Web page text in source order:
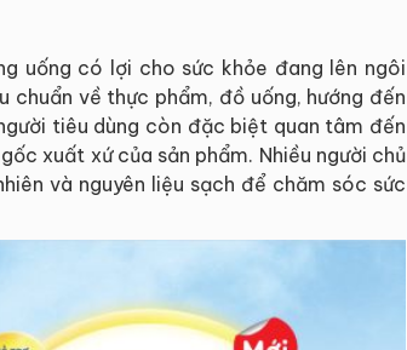
uống có lợi cho sức khỏe đang lên ngôi
về thực phẩm, đồ uống, hướng đến
tiêu dùng còn đặc biệt quan tâm đến
xuất xứ của sản phẩm. Nhiều người chủ
và nguyên liệu sạch để chăm sóc sức